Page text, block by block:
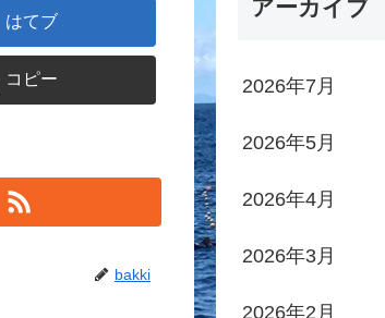
はてブ
コピー
bakki
アーカイブ
2026年7月
2026年5月
2026年4月
2026年3月
2026年2月